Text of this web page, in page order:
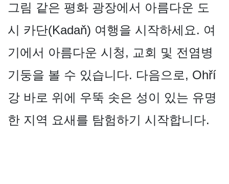
그림 같은 평화 광장에서 아름다운 도
시 카단(Kadaň) 여행을 시작하세요. 여
기에서 아름다운 시청, 교회 및 전염병
기둥을 볼 수 있습니다. 다음으로, Ohří
강 바로 위에 우뚝 솟은 성이 있는 유명
한 지역 요새를 탐험하기 시작합니다.